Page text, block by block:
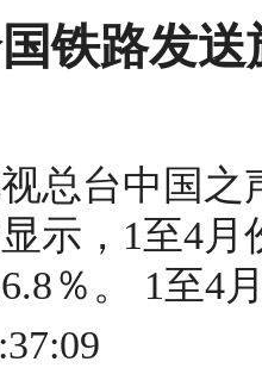
铁路发
总台中国
示，1至4月
％。 1至4